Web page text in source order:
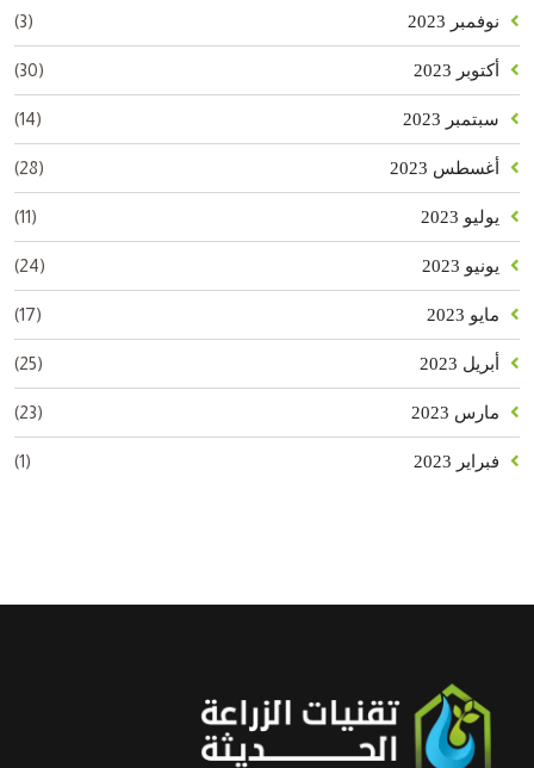
نوفمبر 2023 (3)
أكتوبر 2023 (30)
سبتمبر 2023 (14)
أغسطس 2023 (28)
يوليو 2023 (11)
يونيو 2023 (24)
مايو 2023 (17)
أبريل 2023 (25)
مارس 2023 (23)
فبراير 2023 (1)